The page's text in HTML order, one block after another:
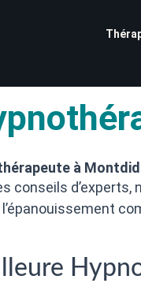
à
conseils d’experts,